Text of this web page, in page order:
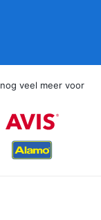
veel meer voor